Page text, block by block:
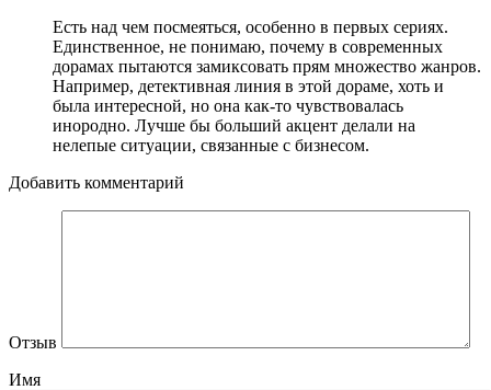
Есть над чем посмеяться, особенно в первых сериях.
Единственное, не понимаю, почему в современных
дорамах пытаются замиксовать прям множество жанров.
Например, детективная линия в этой дораме, хоть и
была интересной, но она как-то чувствовалась
инородно. Лучше бы больший акцент делали на
нелепые ситуации, связанные с бизнесом.
Добавить комментарий
Отзыв
Имя